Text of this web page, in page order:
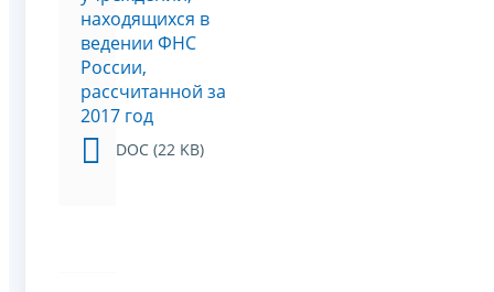
находящихся в
ведении ФНС
России,
рассчитанной за
2017 год
DOC (22 KB)